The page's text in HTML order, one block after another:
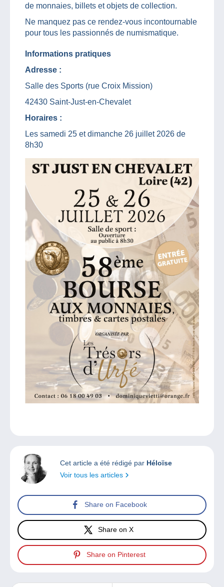
de monnaies, billets et objets de collection.
Ne manquez pas ce rendez-vous incontournable
pour tous les passionnés de numismatique.
Informations pratiques
Adresse :
Salle des Sports (rue Croix Mission)
42430 Saint-Just-en-Chevalet
Horaires :
Les samedi 25 et dimanche 26 juillet 2026 de
8h30
Cet article a été rédigé par Héloïse
Voir tous les articles
Share on Facebook
Share on X
Share on Pinterest